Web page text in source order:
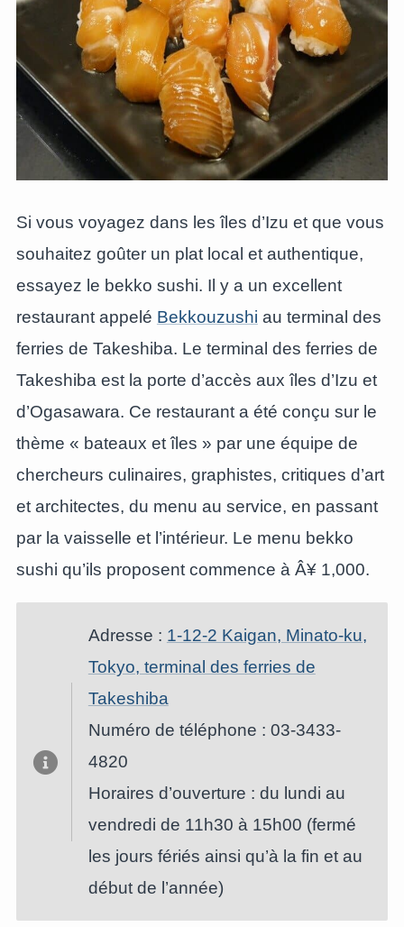
Si vous voyagez dans les îles d’Izu et que vous
souhaitez goûter un plat local et authentique,
essayez le bekko sushi. Il y a un excellent
restaurant appelé Bekkouzushi au terminal des
ferries de Takeshiba. Le terminal des ferries de
Takeshiba est la porte d’accès aux îles d’Izu et
d’Ogasawara. Ce restaurant a été conçu sur le
thème « bateaux et îles » par une équipe de
chercheurs culinaires, graphistes, critiques d’art
et architectes, du menu au service, en passant
par la vaisselle et l’intérieur. Le menu bekko
sushi qu’ils proposent commence à Â¥ 1,000.
Adresse : 1-12-2 Kaigan, Minato-ku,
Tokyo, terminal des ferries de
Takeshiba
Numéro de téléphone : 03-3433-
4820
Horaires d’ouverture : du lundi au
vendredi de 11h30 à 15h00 (fermé
les jours fériés ainsi qu’à la fin et au
début de l’année)